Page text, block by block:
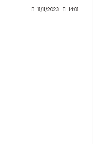
11/11/2023 14:01